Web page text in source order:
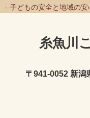
- 子どもの安全と地域の
糸魚川
〒941-0052 新潟